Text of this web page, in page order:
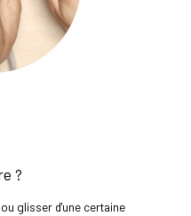
?
glisser d'une certaine